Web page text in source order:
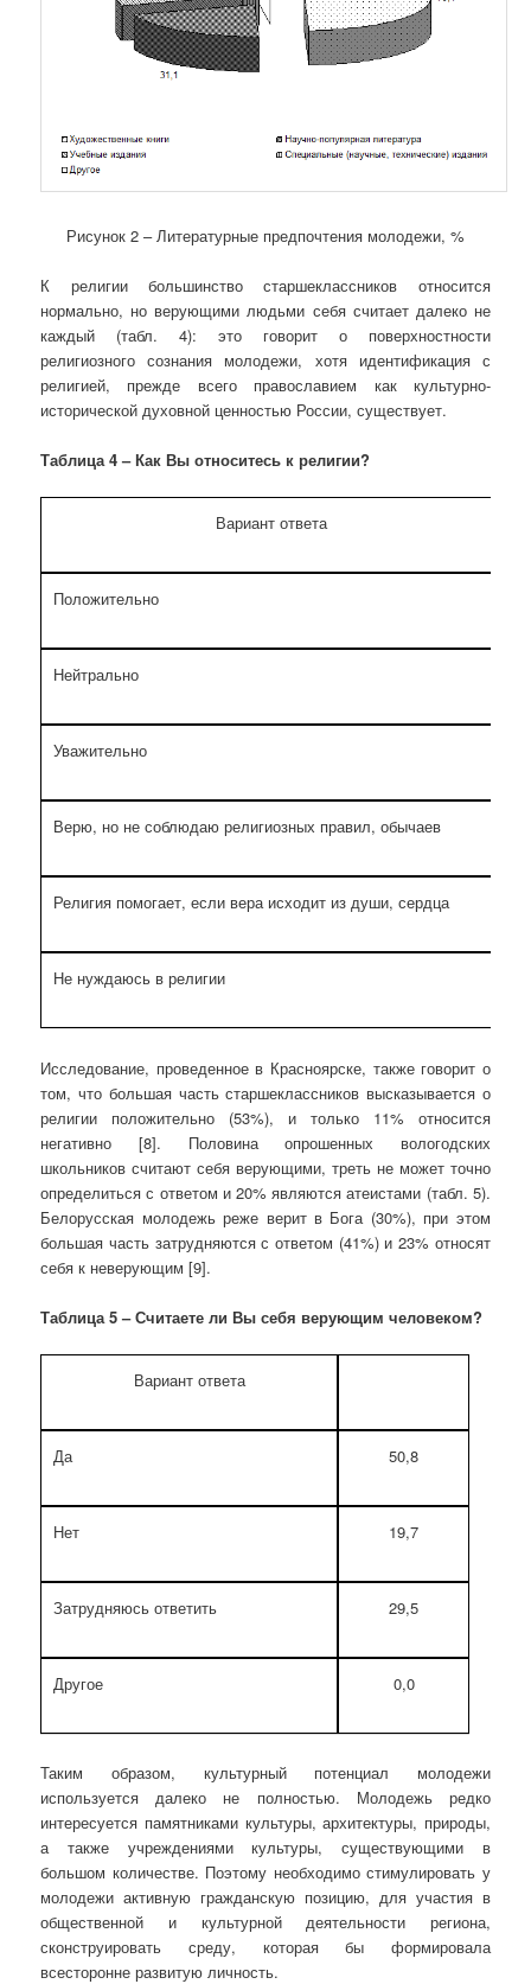
Рисунок 2 – Литературные предпочтения молодежи, %
К религии большинство старшеклассников относится
нормально, но верующими людьми себя считает далеко не
каждый (табл. 4): это говорит о поверхностности
религиозного сознания молодежи, хотя идентификация с
религией, прежде всего православием как культурно-
исторической духовной ценностью России, существует.
Таблица 4 – Как Вы относитесь к религии?
Вариант ответа
Положительно
Нейтрально
Уважительно
Верю, но не соблюдаю религиозных правил, обычаев
Религия помогает, если вера исходит из души, сердца
Не нуждаюсь в религии
Исследование, проведенное в Красноярске, также говорит о
том, что большая часть старшеклассников высказывается о
религии положительно (53%), и только 11% относится
негативно [8]. Половина опрошенных вологодских
школьников считают себя верующими, треть не может точно
определиться с ответом и 20% являются атеистами (табл. 5).
Белорусская молодежь реже верит в Бога (30%), при этом
большая часть затрудняются с ответом (41%) и 23% относят
себя к неверующим [9].
Таблица 5 – Считаете ли Вы себя верующим человеком?
Вариант ответа
Да 50,8
Нет 19,7
Затрудняюсь ответить 29,5
Другое 0,0
Таким образом, культурный потенциал молодежи
используется далеко не полностью. Молодежь редко
интересуется памятниками культуры, архитектуры, природы,
а также учреждениями культуры, существующими в
большом количестве. Поэтому необходимо стимулировать у
молодежи активную гражданскую позицию, для участия в
общественной и культурной деятельности региона,
сконструировать среду, которая бы формировала
всесторонне развитую личность.